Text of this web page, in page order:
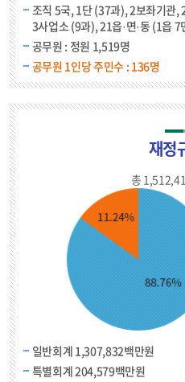
조직 5국, 1단 (37과), 2보좌기관,
3사업소 (9과), 21읍·면·동 (1읍 7
공무원 : 정원 1,519명
공무원 1인당 주민수 : 136명
재정
총
일반회계 1,307,832백만원
특별회계 204,579백만원